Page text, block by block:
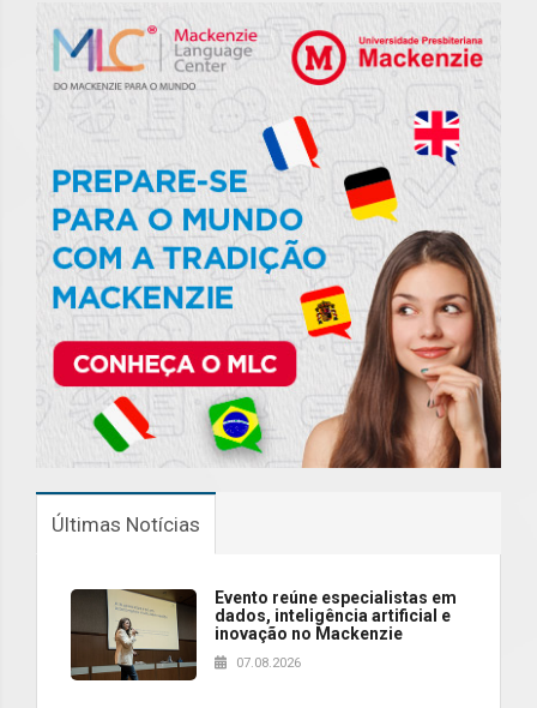
Últimas Notícias
Evento reúne especialistas em
dados, inteligência artificial e
inovação no Mackenzie
07.08.2026